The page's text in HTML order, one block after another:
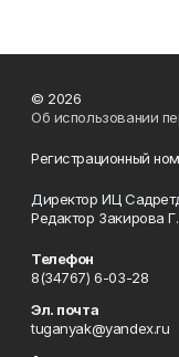
© 2026
Об использовании
Регистрационный
Директор ИЦ
Редактор Закирова
Телефон
8(34767) 6-03-28
Эл. почта
tuganyak@yandex.ru